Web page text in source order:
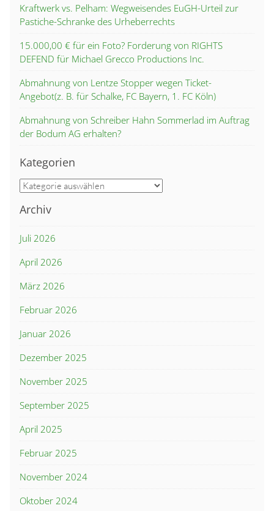
Kraftwerk vs. Pelham: Wegweisendes EuGH-Urteil zur
Pastiche-Schranke des Urheberrechts
15.000,00 € für ein Foto? Forderung von RIGHTS
DEFEND für Michael Grecco Productions Inc.
Abmahnung von Lentze Stopper wegen Ticket-
Angebot(z. B. für Schalke, FC Bayern, 1. FC Köln)
Abmahnung von Schreiber Hahn Sommerlad im Auftrag
der Bodum AG erhalten?
Kategorien
Kategorien
Archiv
Juli 2026
April 2026
März 2026
Februar 2026
Januar 2026
Dezember 2025
November 2025
September 2025
April 2025
Februar 2025
November 2024
Oktober 2024